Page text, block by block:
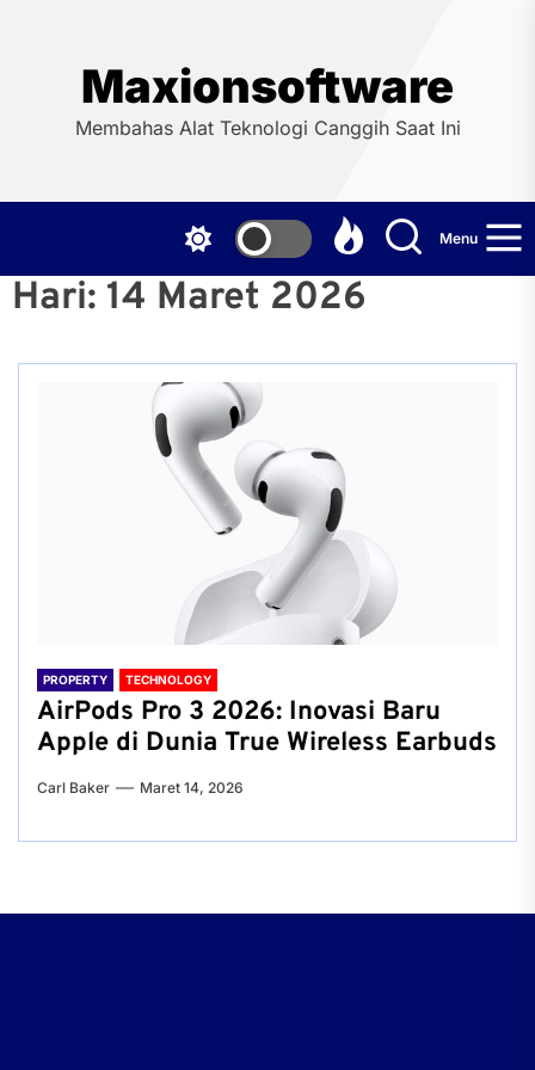
Maxionsoftware
Membahas Alat Teknologi Canggih Saat Ini
Menu
Hari: 14 Maret 2026
PROPERTY TECHNOLOGY
AirPods Pro 3 2026: Inovasi Baru
Apple di Dunia True Wireless Earbuds
Carl Baker Maret 14, 2026